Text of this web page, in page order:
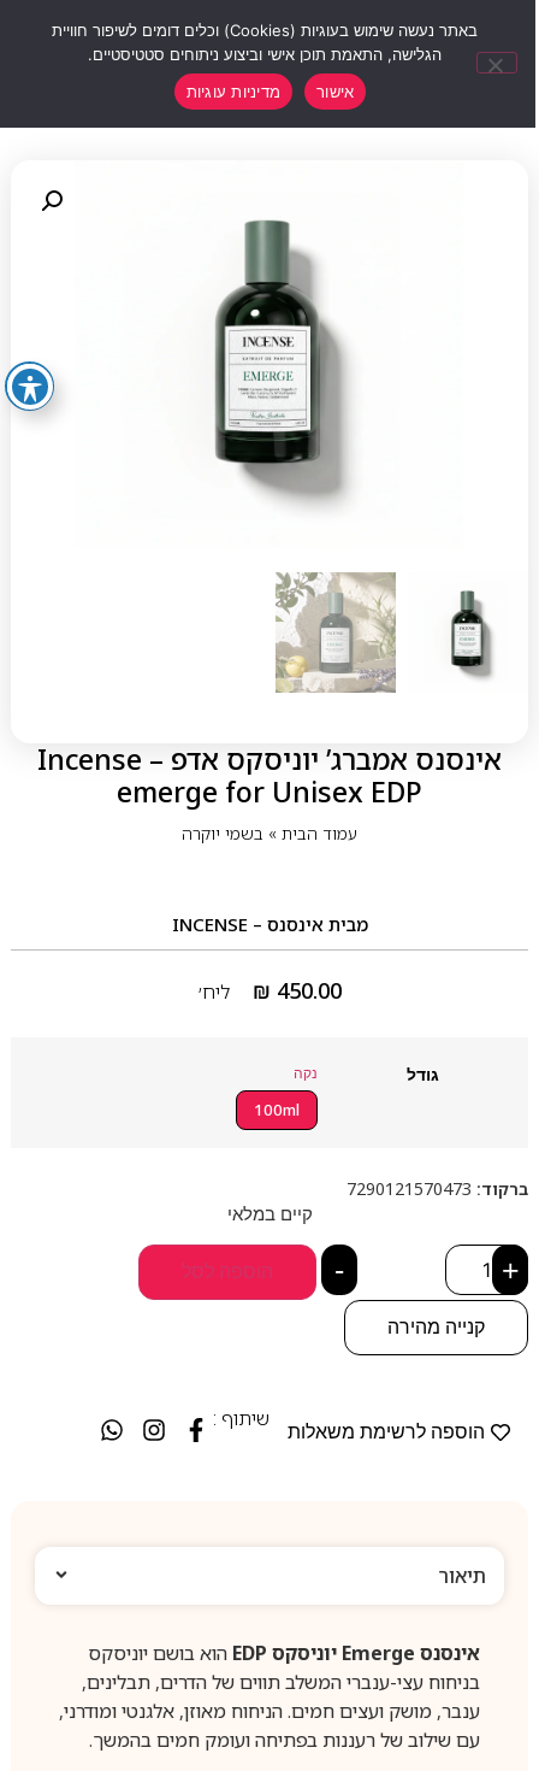
אינסנס אמברג’ יוניסקס אדפ – Incense
emerge for Unisex EDP
עמוד הבית» בשמי יוקרה
מבית אינסנס – INCENSE
₪ 450.00 ליח׳
גודל נקה
100ml
ברקוד: 7290121570473
קיים במלאי
- + הוספה לסל
קנייה מהירה
הוספה לרשימת משאלות
שיתוף :
תיאור
אינסנס Emerge יוניסקס EDP
הוא בושם יוניסקס
בניחוח עצי-ענברי המשלב תווים של הדרים, תבלינים,
ענבר, מושק ועצים חמים. הניחוח מאוזן, אלגנטי ומודרני,
עם שילוב של רעננות בפתיחה ועומק חמים בהמשך.
באתר נעשה שימוש בעוגיות (Cookies) וכלים דומים לשיפור חוויית
הגלישה, התאמת תוכן אישי וביצוע ניתוחים סטטיסטיים.
אישור
מדיניות עוגיות